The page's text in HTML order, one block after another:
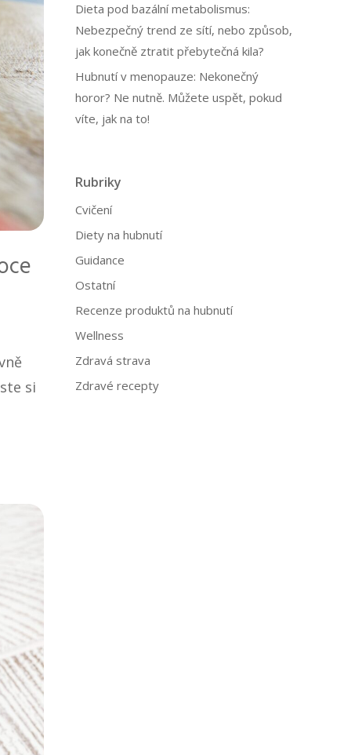
si
Dieta pod bazální metabolismus:
Nebezpečný trend ze sítí, nebo způsob,
jak konečně ztratit přebytečná kila?
Hubnutí v menopauze: Nekonečný
horor? Ne nutně. Můžete uspět, pokud
víte, jak na to!
Rubriky
Cvičení
Diety na hubnutí
Guidance
Ostatní
Recenze produktů na hubnutí
Wellness
Zdravá strava
Zdravé recepty